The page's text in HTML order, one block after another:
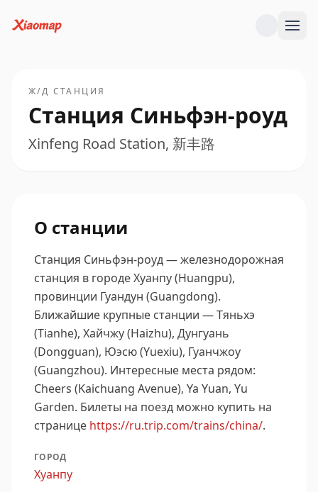
Ж/Д СТАНЦИЯ
Станция Синьфэн-роуд
Xinfeng Road Station, 新丰路
О станции
Станция Синьфэн-роуд — железнодорожная
станция в городе Хуанпу (Huangpu),
провинции Гуандун (Guangdong).
Ближайшие крупные станции — Тяньхэ
(Tianhe), Хайчжу (Haizhu), Дунгуань
(Dongguan), Юэсю (Yuexiu), Гуанчжоу
(Guangzhou). Интересные места рядом:
Cheers (Kaichuang Avenue), Ya Yuan, Yu
Garden. Билеты на поезд можно купить на
странице https://ru.trip.com/trains/china/.
ГОРОД
Хуанпу